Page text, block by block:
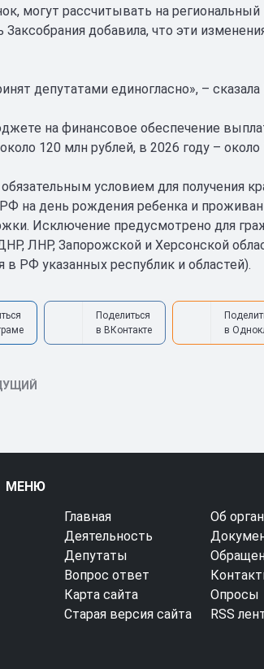
могут рассчитывать на
Заксобрания добавила, что эти
депутатами единогласно», –
на финансовое обеспечение
120 млн рублей, в 2026 году –
условием для получения
на день рождения ребенка и
Исключение предусмотрено для
ЛНР, Запорожской и Херсонской
в РФ указанных республик и областей).
Поделиться
в ВКонтакте
в
МЕНЮ
Главная
Об
Деятельность
Депутаты
Вопрос ответ
Карта сайта
Опросы
Старая версия сайта
RSS